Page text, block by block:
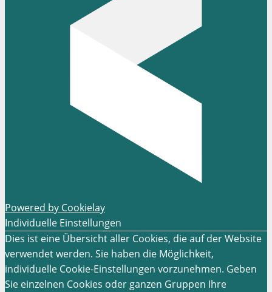
Powered by Cookielay
Individuelle Einstellungen
Dies ist eine Übersicht aller Cookies, die auf der Website
verwendet werden. Sie haben die Möglichkeit,
individuelle Cookie-Einstellungen vorzunehmen. Geben
Sie einzelnen Cookies oder ganzen Gruppen Ihre